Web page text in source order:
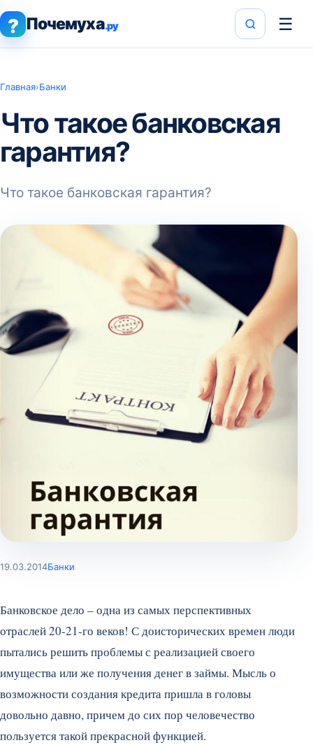
? Почемуха.ру ☰
Главная›Банки
Что такое банковская
гарантия?
Что такое банковская гарантия?
19.03.2014Банки
Банковское дело – одна из самых перспективных
отраслей 20-21-го веков! С доисторических времен люди
пытались решить проблемы с реализацией своего
имущества или же получения денег в займы. Мысль о
возможности создания кредита пришла в головы
довольно давно, причем до сих пор человечество
пользуется такой прекрасной функцией.